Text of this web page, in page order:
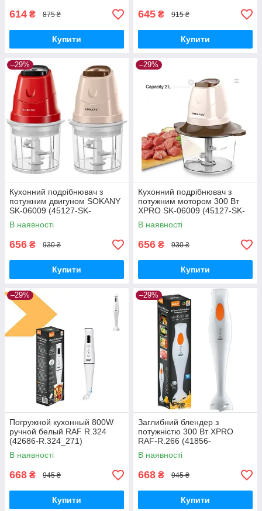
614 ₴ 875 ₴
Купити
645 ₴ 915 ₴
Купити
–29%
Кухонний подрібнювач з
потужним двигуном SOKANY
SK-06009 (45127-SK-
06009_259)
В наявності
656 ₴ 930 ₴
Купити
–29%
Кухонний подрібнювач з
потужним мотором 300 Вт
XPRO SK-06009 (45127-SK-
06009_257)
В наявності
656 ₴ 930 ₴
Купити
–29%
Погружной кухонный 800W
ручной белый RAF R.324
(42686-R.324_271)
В наявності
668 ₴ 945 ₴
Купити
–29%
Заглибний блендер з
потужністю 300 Вт XPRO
RAF-R.266 (41856-
R.266_287)
В наявності
668 ₴ 945 ₴
Купити